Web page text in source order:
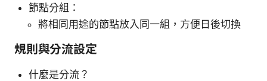
節點分組：
將相同用途的節點放入同一組，方便日後切換
規則與分流設定
什麼是分流？